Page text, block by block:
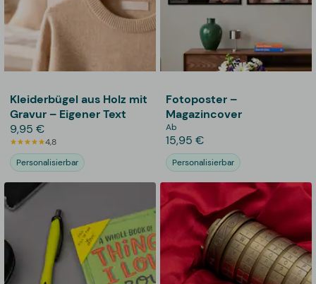
Kleiderbügel aus Holz mit
Gravur – Eigener Text
9,95 €
4,8
Personalisierbar
Fotoposter –
Magazincover
Ab
15,95 €
Personalisierbar